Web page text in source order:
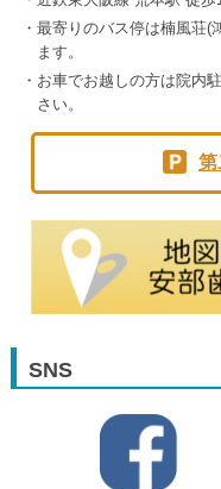
最寄りのバス停は楠風荘(
ます。
お車でお越しの方は院内
さい。
第
SNS